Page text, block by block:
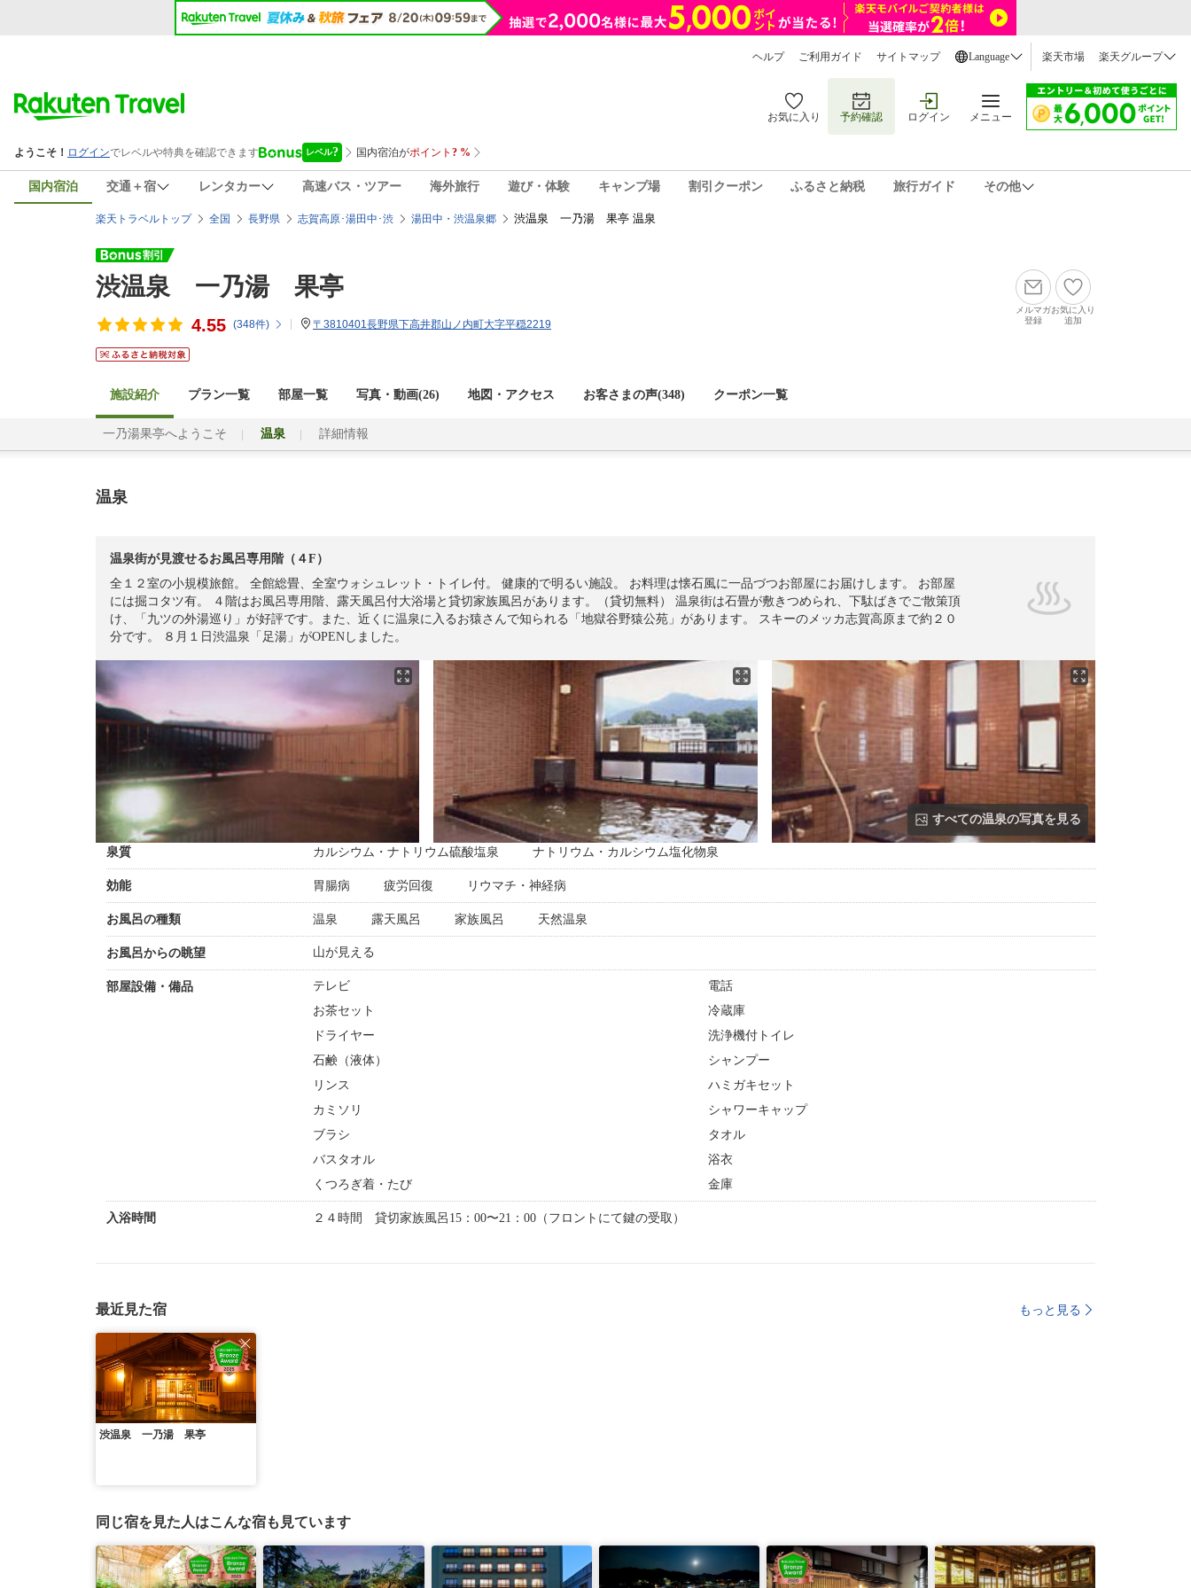
ヘルプ ご利用ガイド サイトマップ Language 楽天市場 楽天グループ
お気に入り 予約確認 ログイン メニュー
国内宿泊 交通＋宿 レンタカー 高速バス・ツアー 海外旅行 遊び・体験 キャンプ場 割引クーポン ふるさと納税 旅行ガイド その他
楽天トラベルトップ 全国 長野県 志賀高原･湯田中･渋 湯田中・渋温泉郷 渋温泉 一乃湯 果亭 温泉
渋温泉 一乃湯 果亭
4.55 (348件) 〒3810401長野県下高井郡山ノ内町大字平穏2219
メルマガ
登録
お気に入り
追加
施設紹介 プラン一覧 部屋一覧 写真・動画(26) 地図・アクセス お客さまの声(348) クーポン一覧
一乃湯果亭へようこそ 温泉 詳細情報
温泉
温泉街が見渡せるお風呂専用階（４F）
全１２室の小規模旅館。 全館総畳、全室ウォシュレット・トイレ付。 健康的で明るい施設。 お料理は懐石風に一品づつお部屋にお届けします。 お部屋
には掘コタツ有。 ４階はお風呂専用階、露天風呂付大浴場と貸切家族風呂があります。（貸切無料） 温泉街は石畳が敷きつめられ、下駄ばきでご散策頂
け、「九ツの外湯巡り」が好評です。また、近くに温泉に入るお猿さんで知られる「地獄谷野猿公苑」があります。 スキーのメッカ志賀高原まで約２０
分です。 ８月１日渋温泉「足湯」がOPENしました。
すべての温泉の写真を見る
泉質 カルシウム・ナトリウム硫酸塩泉 ナトリウム・カルシウム塩化物泉
効能 胃腸病 疲労回復 リウマチ・神経病
お風呂の種類 温泉 露天風呂 家族風呂 天然温泉
お風呂からの眺望 山が見える
部屋設備・備品 テレビ
電話
お茶セット
冷蔵庫
ドライヤー
洗浄機付トイレ
石鹸（液体）
シャンプー
リンス
ハミガキセット
カミソリ
シャワーキャップ
ブラシ
タオル
バスタオル
浴衣
くつろぎ着・たび
金庫
入浴時間 ２４時間 貸切家族風呂15：00〜21：00（フロントにて鍵の受取）
最近見た宿 もっと見る
渋温泉 一乃湯 果亭
同じ宿を見た人はこんな宿も見ています